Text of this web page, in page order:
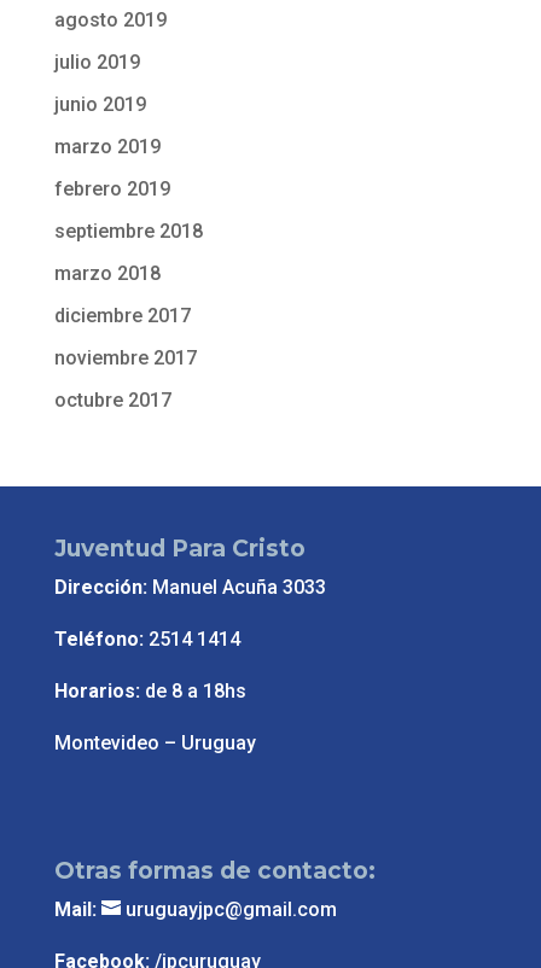
agosto 2019
julio 2019
junio 2019
marzo 2019
febrero 2019
septiembre 2018
marzo 2018
diciembre 2017
noviembre 2017
octubre 2017
Juventud Para Cristo
Dirección: Manuel Acuña 3033
Teléfono:2514 1414
Horarios:de 8 a 18hs
Montevideo – Uruguay
Otras formas de contacto:
Mail: uruguayjpc@gmail.com
Facebook: /jpcuruguay